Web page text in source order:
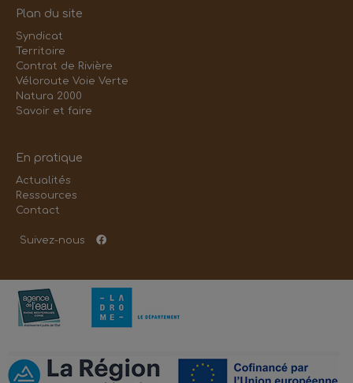
Plan du site
Syndicat
Territoire
Contrat de Rivière
Véloroute Voie Verte
Natura 2000
Savoir et faire
En pratique
Actualités
Ressources
Contact
Suivez-nous